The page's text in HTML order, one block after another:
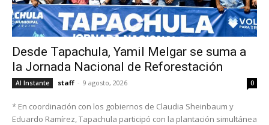
Desde Tapachula, Yamil Melgar se suma a
la Jornada Nacional de Reforestación
Al Instante staff - 9 agosto, 2026 0
* En coordinación con los gobiernos de Claudia Sheinbaum y
Eduardo Ramírez, Tapachula participó con la plantación simultánea